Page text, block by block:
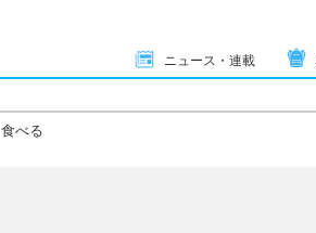
ニュース・連載
食べる